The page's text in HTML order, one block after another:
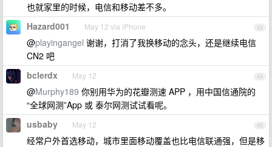
也就家里的时候，电信和移动差不多。
43
Hazard001 May 12 via iPhone
@playingangel 谢谢，打消了我换移动的念头，还是继续电信
CN2 吧
44
bclerdx May 12
@Murphy189 你别用华为的花瓣测速 APP ，用中国信通院的
“全球网测”App 或 泰尔网测试试看呢。
45
usbaby May 12
经常户外首选移动，城市里面移动覆盖也比电信联通强，但是移